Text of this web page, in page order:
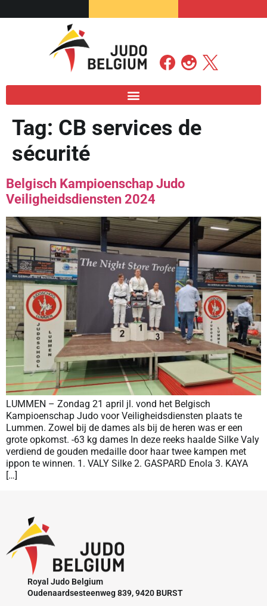
Tag: CB services de
sécurité
Belgisch Kampioenschap Judo
Veiligheidsdiensten 2024
LUMMEN – Zondag 21 april jl. vond het Belgisch
Kampioenschap Judo voor Veiligheidsdiensten plaats te
Lummen. Zowel bij de dames als bij de heren was er een
grote opkomst. -63 kg dames In deze reeks haalde Silke Valy
verdiend de gouden medaille door haar twee kampen met
ippon te winnen. 1. VALY Silke 2. GASPARD Enola 3. KAYA
[…]
Royal Judo Belgium
Oudenaardsesteenweg 839, 9420 BURST